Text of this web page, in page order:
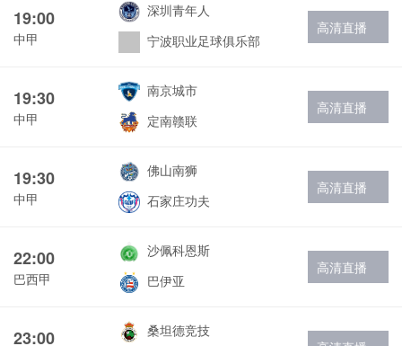
19:00
中甲
深圳青年人
宁波职业足球俱乐部
高清直播
19:30
中甲
南京城市
定南赣联
高清直播
19:30
中甲
佛山南狮
石家庄功夫
高清直播
22:00
巴西甲
沙佩科恩斯
巴伊亚
高清直播
23:00
桑坦德竞技